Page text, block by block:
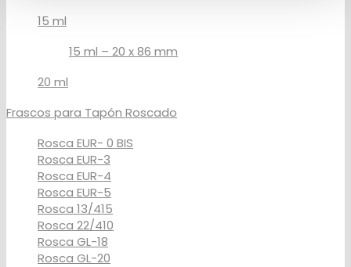
15 ml
15 ml – 20 x 86 mm
20 ml
Frascos para Tapón Roscado
Rosca EUR- 0 BIS
Rosca EUR-3
Rosca EUR-4
Rosca EUR-5
Rosca 13/415
Rosca 22/410
Rosca GL-18
Rosca GL-20